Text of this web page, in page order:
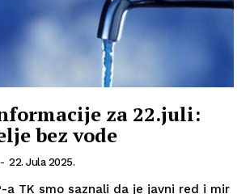
za 22.juli:
bez vode
- 22. Jula 2025.
a TK smo saznali da je javni red i mir